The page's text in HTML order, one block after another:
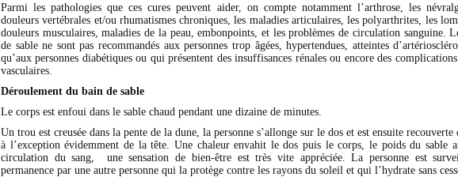
Parmi les pathologies que ces cures peuvent aider, on compte notamment l’arthrose, les
douleurs vertébrales et/ou rhumatismes chroniques, les maladies articulaires, les polyarthrites, les
douleurs musculaires, maladies de la peau, embonpoints, et les problèmes de circulation sanguine.
de sable ne sont pas recommandés aux personnes trop âgées, hypertendues, atteintes
qu’aux personnes diabétiques ou qui présentent des insuffisances rénales ou encore des
vasculaires.
Déroulement du bain de sable
Le corps est enfoui dans le sable chaud pendant une dizaine de minutes.
Un trou est creusée dans la pente de la dune, la personne s’allonge sur le dos et est ensuite recouverte
à l’exception évidemment de la tête. Une chaleur envahit le dos puis le corps, le poids du sable
circulation du sang, une sensation de bien-être est très vite appréciée. La personne est
permanence par une autre personne qui la protège contre les rayons du soleil et qui l’hydrate sans